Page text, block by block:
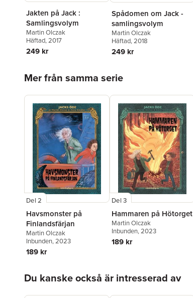
Jakten på Jack :
Samlingsvolym
Martin Olczak
Häftad, 2017
249 kr
Spådomen om Jack -
samlingsvolym
Martin Olczak
Häftad, 2018
249 kr
Mer från samma serie
Del 2
Havsmonster på
Finlandsfärjan
Martin Olczak
Inbunden, 2023
189 kr
Del 3
Hammaren på Hötorget
Martin Olczak
Inbunden, 2023
189 kr
Du kanske också är intresserad av